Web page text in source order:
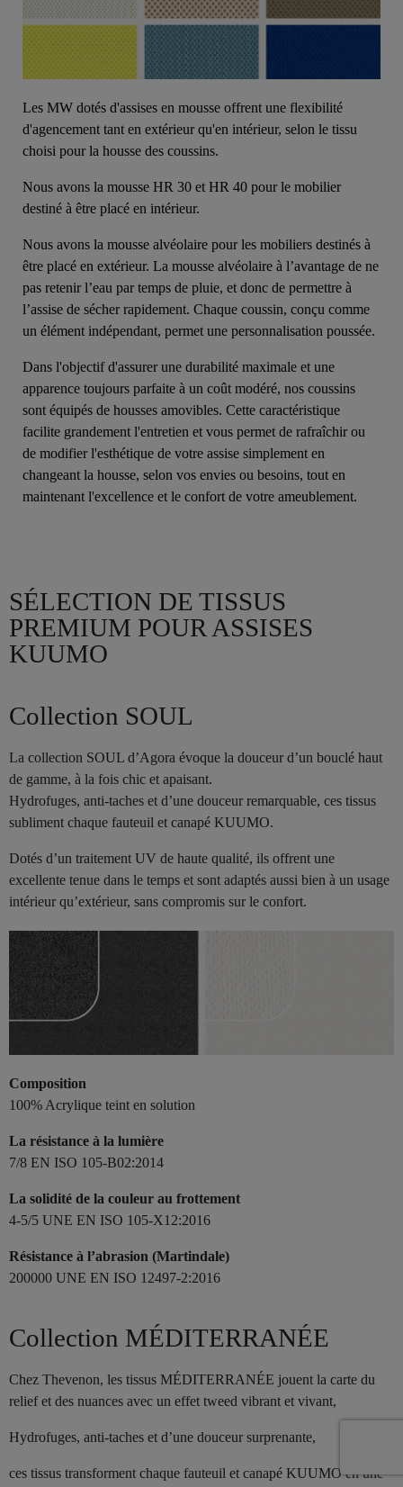
Les MW dotés d'assises en mousse offrent une flexibilité
d'agencement tant en extérieur qu'en intérieur, selon le tissu
choisi pour la housse des coussins.
Nous avons la mousse HR 30 et HR 40 pour le mobilier
destiné à être placé en intérieur.
Nous avons la mousse alvéolaire pour les mobiliers destinés à
être placé en extérieur. La mousse alvéolaire à l’avantage de ne
pas retenir l’eau par temps de pluie, et donc de permettre à
l’assise de sécher rapidement. Chaque coussin, conçu comme
un élément indépendant, permet une personnalisation poussée.
Dans l'objectif d'assurer une durabilité maximale et une
apparence toujours parfaite à un coût modéré, nos coussins
sont équipés de housses amovibles. Cette caractéristique
facilite grandement l'entretien et vous permet de rafraîchir ou
de modifier l'esthétique de votre assise simplement en
changeant la housse, selon vos envies ou besoins, tout en
maintenant l'excellence et le confort de votre ameublement.
SÉLECTION DE TISSUS
PREMIUM POUR ASSISES
KUUMO
Collection SOUL
La collection SOUL d’Agora évoque la douceur d’un bouclé haut
de gamme, à la fois chic et apaisant.
Hydrofuges, anti-taches et d’une douceur remarquable, ces tissus
subliment chaque fauteuil et canapé KUUMO.
Dotés d’un traitement UV de haute qualité, ils offrent une
excellente tenue dans le temps et sont adaptés aussi bien à un usage
intérieur qu’extérieur, sans compromis sur le confort.
Composition
100% Acrylique teint en solution
La résistance à la lumière
7/8 EN ISO 105-B02:2014
La solidité de la couleur au frottement
4-5/5 UNE EN ISO 105-X12:2016
Résistance à l’abrasion (Martindale)
200000 UNE EN ISO 12497-2:2016
Collection MÉDITERRANÉE
Chez Thevenon, les tissus MÉDITERRANÉE jouent la carte du
relief et des nuances avec un effet tweed vibrant et vivant,
Hydrofuges, anti-taches et d’une douceur surprenante,
ces tissus transforment chaque fauteuil et canapé KUUMO en une